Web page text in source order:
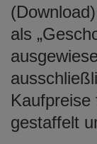
als
Kaufpreise
gestaffelt